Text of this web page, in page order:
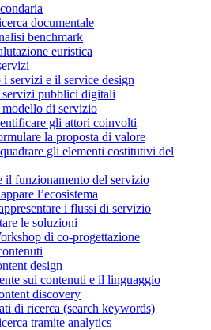
documentale
benchmark
euristica
i servizi e il service design
servizi pubblici digitali
di servizio
gli attori coinvolti
la proposta di valore
gli elementi costitutivi del
il funzionamento del servizio
l’ecosistema
i flussi di servizio
le soluzioni
di co-progettazione
design
sui contenuti e il linguaggio
discovery
di ricerca (search keywords)
tramite analytics